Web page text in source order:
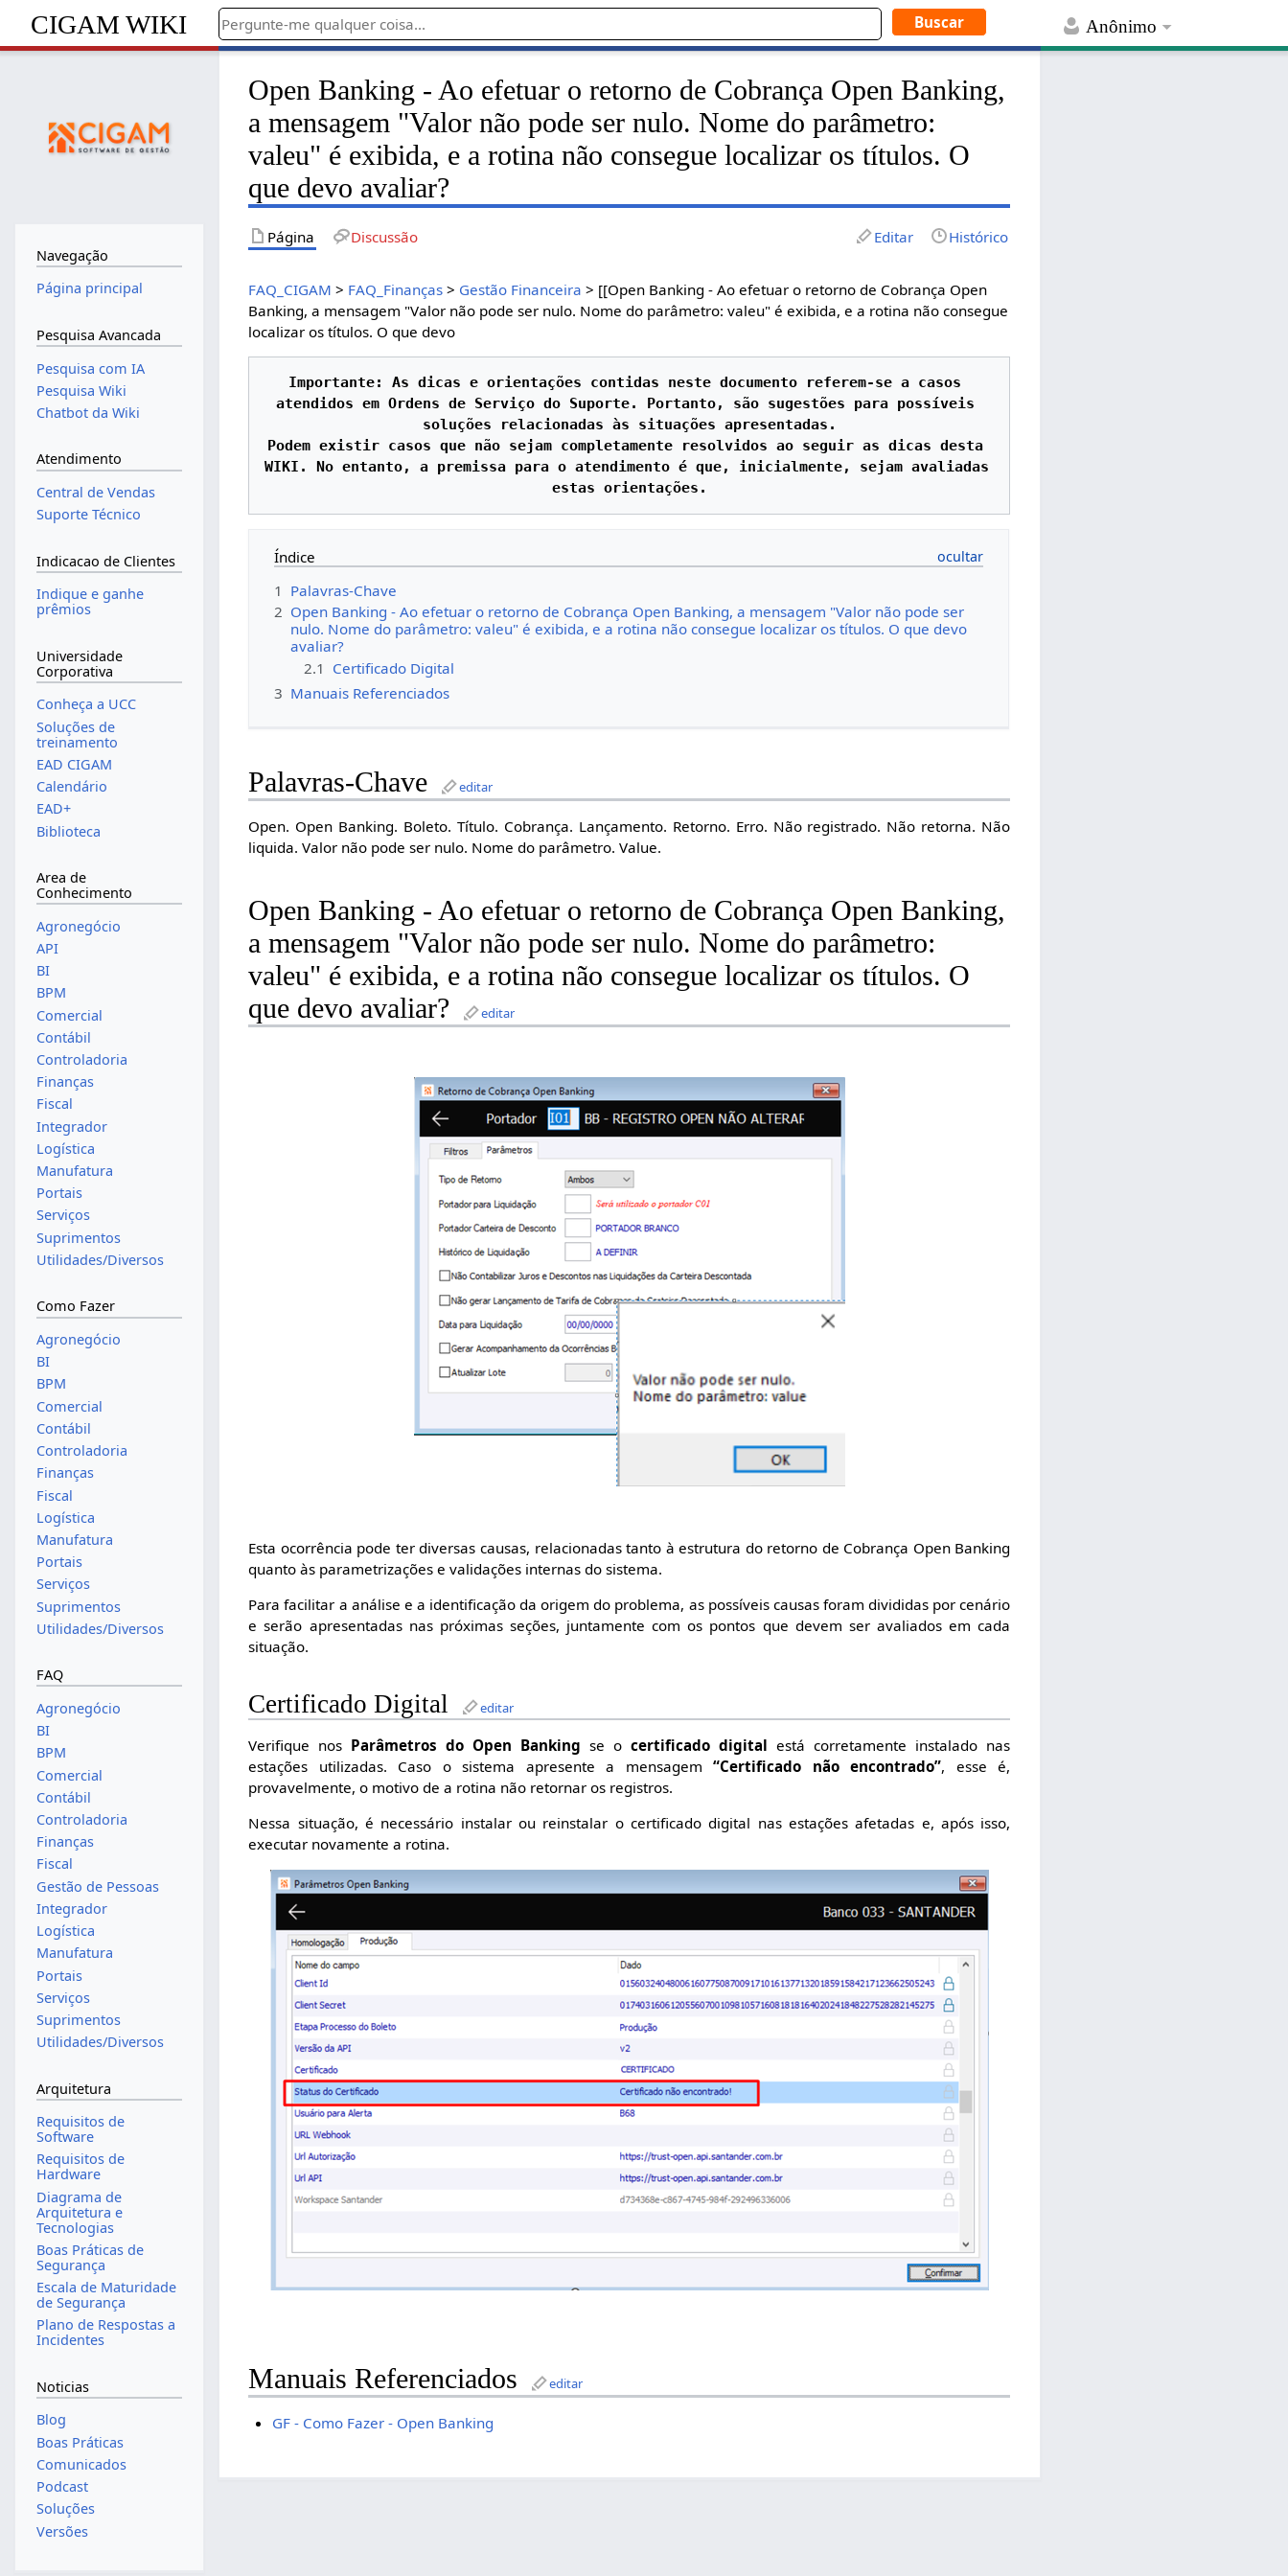
Anônimo
CIGAM WIKI
Open Banking - Ao efetuar o retorno de Cobrança Open Banking,
a mensagem "Valor não pode ser nulo. Nome do parâmetro:
valeu" é exibida, e a rotina não consegue localizar os títulos. O
que devo avaliar?
Página Discussão Editar Histórico
FAQ_CIGAM > FAQ_Finanças > Gestão Financeira > [[Open Banking - Ao efetuar o retorno de Cobrança Open
Banking, a mensagem "Valor não pode ser nulo. Nome do parâmetro: valeu" é exibida, e a rotina não consegue
localizar os títulos. O que devo
Importante: As dicas e orientações contidas neste documento referem-se a casos
atendidos em Ordens de Serviço do Suporte. Portanto, são sugestões para possíveis
soluções relacionadas às situações apresentadas.
Podem existir casos que não sejam completamente resolvidos ao seguir as dicas desta
WIKI. No entanto, a premissa para o atendimento é que, inicialmente, sejam avaliadas
Índice
1 Palavras-Chave
2 Open Banking - Ao efetuar o retorno de Cobrança Open Banking, a mensagem "Valor não pode ser
nulo. Nome do parâmetro: valeu" é exibida, e a rotina não consegue localizar os títulos. O que devo
avaliar?
2.1 Certificado Digital
3 Manuais Referenciados
Palavras-Chave editar
Open. Open Banking. Boleto. Título. Cobrança. Lançamento. Retorno. Erro. Não registrado. Não retorna. Não
liquida. Valor não pode ser nulo. Nome do parâmetro. Value.
Open Banking - Ao efetuar o retorno de Cobrança Open Banking,
a mensagem "Valor não pode ser nulo. Nome do parâmetro:
valeu" é exibida, e a rotina não consegue localizar os títulos. O
que devo avaliar?
editar
Esta ocorrência pode ter diversas causas, relacionadas tanto à estrutura do retorno de Cobrança Open Banking
quanto às parametrizações e validações internas do sistema.
Para facilitar a análise e a identificação da origem do problema, as possíveis causas foram divididas por cenário
e serão apresentadas nas próximas seções, juntamente com os pontos que devem ser avaliados em cada
situação.
Certificado Digital editar
Verifique nos Parâmetros do Open Banking se ocertificado digital está corretamente instalado nas
estações utilizadas. Caso o sistema apresente a mensagem“Certificado não encontrado”, esse é,
provavelmente, o motivo de a rotina não retornar os registros.
Nessa situação, é necessário instalar ou reinstalar o certificado digital nas estações afetadas e, após isso,
executar novamente a rotina.
Manuais Referenciados editar
GF - Como Fazer - Open Banking
Navegação
Página principal
Pesquisa Avancada
Pesquisa com IA
Pesquisa Wiki
Chatbot da Wiki
Atendimento
Central de Vendas
Suporte Técnico
Indicacao de Clientes
Indique e ganhe
prêmios
Universidade
Corporativa
Conheça a UCC
Soluções de
treinamento
EAD CIGAM
Calendário
EAD+
Biblioteca
Area de
Conhecimento
Agronegócio
API
BI
BPM
Comercial
Contábil
Controladoria
Finanças
Fiscal
Integrador
Logística
Manufatura
Portais
Serviços
Suprimentos
Utilidades/Diversos
Como Fazer
Agronegócio
BI
BPM
Comercial
Contábil
Controladoria
Finanças
Fiscal
Logística
Manufatura
Portais
Serviços
Suprimentos
Utilidades/Diversos
FAQ
Agronegócio
BI
BPM
Comercial
Contábil
Controladoria
Finanças
Fiscal
Gestão de Pessoas
Integrador
Logística
Manufatura
Portais
Serviços
Suprimentos
Utilidades/Diversos
Arquitetura
Requisitos de
Software
Requisitos de
Hardware
Diagrama de
Arquitetura e
Tecnologias
Boas Práticas de
Segurança
Escala de Maturidade
de Segurança
Plano de Respostas a
Incidentes
Noticias
Blog
Boas Práticas
Comunicados
Podcast
Soluções
Versões